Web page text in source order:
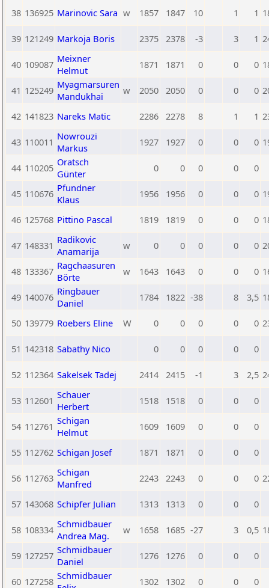
38 136925 Marinovic Sara w 1857 1847 10 1 1
39 121249 Markoja Boris 2375 2378 -3 3 1
40 109087 Meixner
Helmut
1871 1871 0 0 0
41 125249 Myagmarsuren
Mandukhai
w 2050 2050 0 0 0
42 141823 Nareks Matic 2286 2278 8 1 1
43 110011 Nowrouzi
Markus
1927 1927 0 0 0
44 110205 Oratsch
Günter
0 0 0 0 0
45 110676 Pfundner
Klaus
1956 1956 0 0 0
46 125768 Pittino Pascal 1819 1819 0 0 0
47 148331 Radikovic
Anamarija
w 0 0 0 0 0
48 133367 Ragchaasuren
Börte
w 1643 1643 0 0 0
49 140076 Ringbauer
Daniel
1784 1822 -38 8 3,5
50 139779 Roebers Eline W 0 0 0 0 0
51 142318 Sabathy Nico 0 0 0 0 0
52 112364 Sakelsek Tadej 2414 2415 -1 3 2,5
53 112601 Schauer
Herbert
1518 1518 0 0 0
54 112761 Schigan
Helmut
1609 1609 0 0 0
55 112762 Schigan Josef 1871 1871 0 0 0
56 112763 Schigan
Manfred
2243 2243 0 0 0
57 143068 Schipfer Julian 1313 1313 0 0 0
58 108334 Schmidbauer
Andrea Mag.
w 1658 1685 -27 3 0,5
59 127257 Schmidbauer
Daniel
1276 1276 0 0 0
60 127258 Schmidbauer
1302 1302 0 0 0